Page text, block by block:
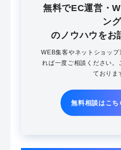
無料でEC運営・
ング
のノウハウをお
WEB集客やネットショッ
れば一度ご相談ください。
ておりま
無料相談はこち